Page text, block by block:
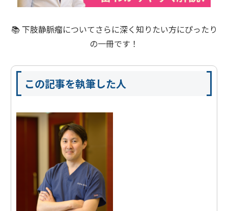
📚 下肢静脈瘤についてさらに深く知りたい方にぴったり
の一冊です！
この記事を執筆した人